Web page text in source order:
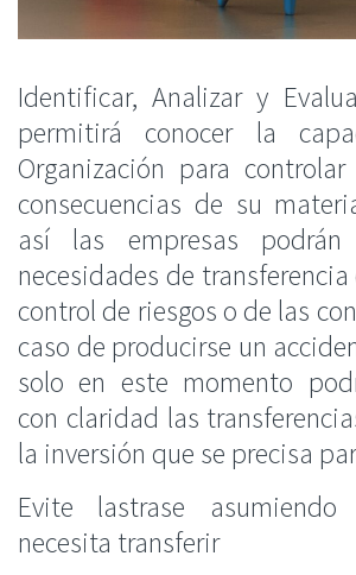
Identificar, Analizar y
permitirá conocer la
Organización para
consecuencias de su
así las empresas podrán
necesidades de
control de riesgos o de las
caso de producirse un
solo en este momento
con claridad las
la inversión que se precisa
Evite lastrase asumiendo
necesita transferir